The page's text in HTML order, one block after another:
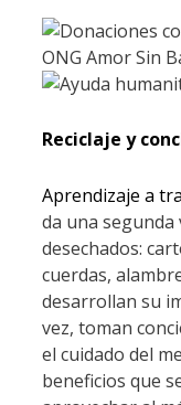
Reciclaje y
Aprendizaje a
da una segunda
desechados:
cuerdas,
desarrollan su
vez, toman
el cuidado del
beneficios que